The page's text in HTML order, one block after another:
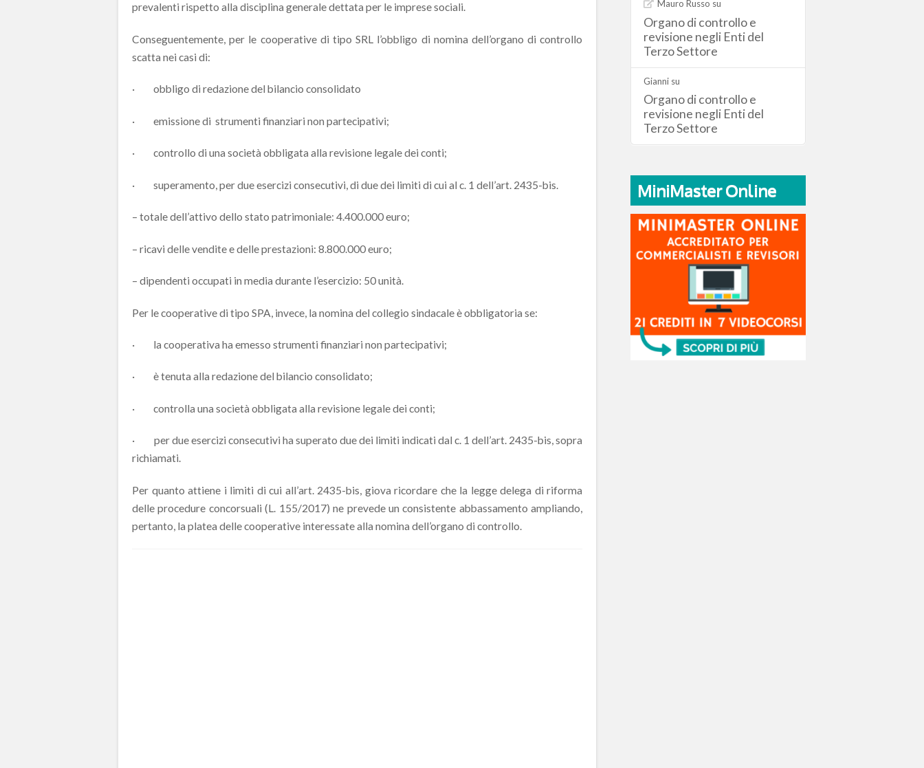
prevalenti rispetto alla disciplina generale dettata per le imprese sociali.
Conseguentemente, per le cooperative di tipo SRL l’obbligo di nomina dell’organo di controllo
scatta nei casi di:
· obbligo di redazione del bilancio consolidato
· emissione di strumenti finanziari non partecipativi;
· controllo di una società obbligata alla revisione legale dei conti;
· superamento, per due esercizi consecutivi, di due dei limiti di cui al c. 1 dell’art. 2435-bis.
– totale dell’attivo dello stato patrimoniale: 4.400.000 euro;
– ricavi delle vendite e delle prestazioni: 8.800.000 euro;
– dipendenti occupati in media durante l’esercizio: 50 unità.
Per le cooperative di tipo SPA, invece, la nomina del collegio sindacale è obbligatoria se:
· la cooperativa ha emesso strumenti finanziari non partecipativi;
· è tenuta alla redazione del bilancio consolidato;
· controlla una società obbligata alla revisione legale dei conti;
· per due esercizi consecutivi ha superato due dei limiti indicati dal c. 1 dell’art. 2435-bis, sopra
richiamati.
Per quanto attiene i limiti di cui all’art. 2435-bis, giova ricordare che la legge delega di riforma
delle procedure concorsuali (L. 155/2017) ne prevede un consistente abbassamento ampliando,
pertanto, la platea delle cooperative interessate alla nomina dell’organo di controllo.
Mauro Russo su
Organo di controllo e
revisione negli Enti del
Terzo Settore
Giannisu
Organo di controllo e
revisione negli Enti del
Terzo Settore
MiniMaster Online